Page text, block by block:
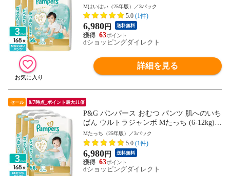
168枚(56枚×3パック) 4987176341099
Mはいはい（25年版）／3パック
5.0 (1件)
6,980円 送料無料
63
dショッピングダイレクト
詳細を見る
セール 8/7時点_ポイント最大11倍
P&G パンパース おむつ パンツ 肌へのいち
ばん ウルトラジャンボ Mたっち (6-12kg) 1
68枚(56枚×3パック) 4987176341129
Mたっち（25年版）／3パック
5.0 (1件)
6,980円 送料無料
63
dショッピングダイレクト